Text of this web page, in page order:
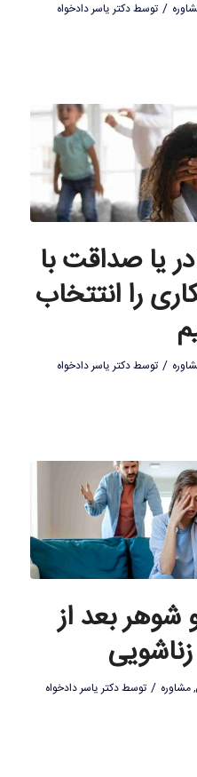
/ توسطدکتر یاسر دادخواه
یا صداقت با
را انتتخاب
/ توسطدکتر یاسر دادخواه
شوهر بعد از
,مشاوره / توسطدکتر یاسر دادخواه